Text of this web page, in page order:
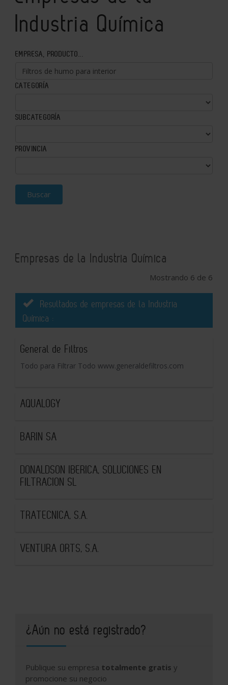
Industria Química
EMPRESA, PRODUCTO...
CATEGORÍA
SUBCATEGORÍA
PROVINCIA
Buscar
Empresas de la Industria Química
Mostrando 6 de 6
Resultados de empresas de la Industria
Química :
General de Filtros
Todo para Filtrar Todo www.generaldefiltros.com
AQUALOGY
BARIN SA
DONALDSON IBERICA, SOLUCIONES EN
FILTRACION SL
TRATECNICA, S.A.
VENTURA ORTS, S.A.
¿Aún no está registrado?
Publique su empresa totalmente gratis y
promocione su negocio